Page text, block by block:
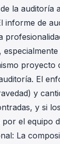
la auditoría
informe de
proyecto
El
y
y si
el equipo
La